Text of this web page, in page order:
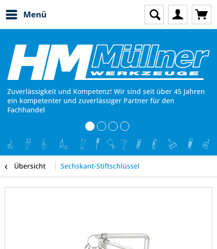
Menü
Zuverlässigkeit und Kompetenz! Wir sind seit über 45 Jahren
ein kompetenter und zuverlässiger Partner für den
Fachhandel
Übersicht Sechskant-Stiftschlüssel